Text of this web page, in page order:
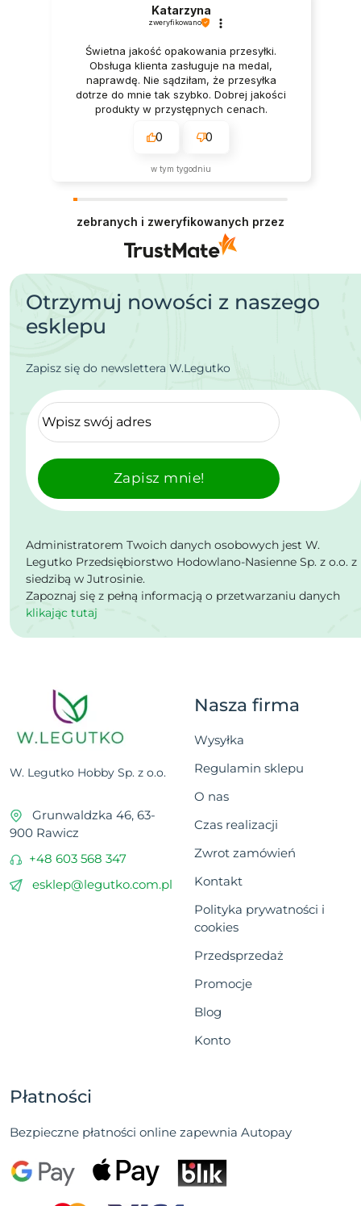
Katarzyna
zweryfikowano
Świetna jakość opakowania przesyłki.
Obsługa klienta zasługuje na medal,
naprawdę. Nie sądziłam, że przesyłka
dotrze do mnie tak szybko. Dobrej jakości
produkty w przystępnych cenach.
0 0
w tym tygodniu
zebranych i zweryfikowanych przez
Otrzymuj nowości z naszego
esklepu
Zapisz się do newslettera W.Legutko
Zapisz mnie!
Administratorem Twoich danych osobowych jest W.
Legutko Przedsiębiorstwo Hodowlano-Nasienne Sp. z o.o. z
siedzibą w Jutrosinie.
Zapoznaj się z pełną informacją o przetwarzaniu danych
klikając tutaj
W. Legutko Hobby Sp. z o.o.
Grunwaldzka 46, 63-
900 Rawicz
+48 603 568 347
esklep@legutko.com.pl
Nasza firma
Wysyłka
Regulamin sklepu
O nas
Czas realizacji
Zwrot zamówień
Kontakt
Polityka prywatności i
cookies
Przedsprzedaż
Promocje
Blog
Konto
Płatności
Bezpieczne płatności online zapewnia Autopay